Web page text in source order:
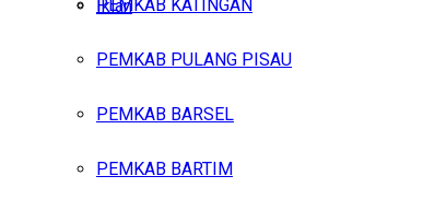
Iklan
Minggu, Agustus 9, 2026
PEMKAB KATINGAN
PEMKAB PULANG PISAU
PEMKAB BARSEL
PEMKAB BARTIM